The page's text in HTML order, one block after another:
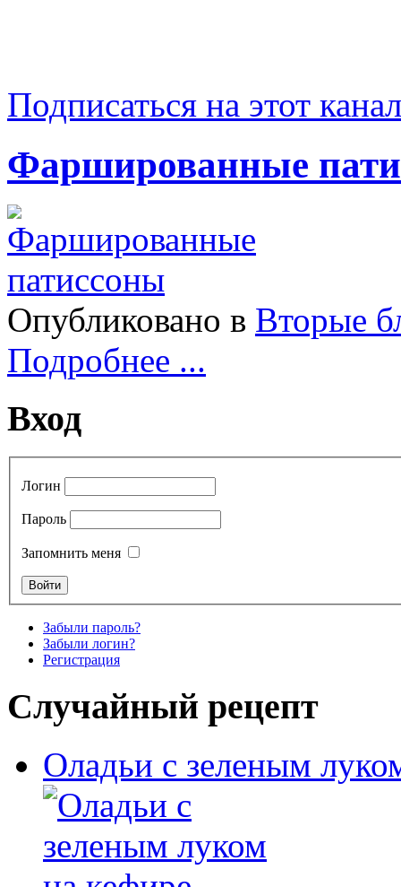
Подписаться на этот
Фаршированные
Опубликовано в Вторые
Подробнее ...
Вход
Логин
Пароль
Запомнить меня
Забыли пароль?
Забыли логин?
Регистрация
Случайный рецепт
Оладьи с зеленым